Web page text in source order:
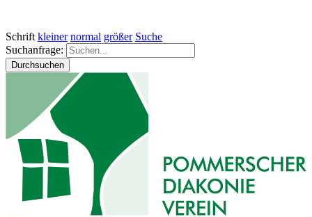
Schrift kleiner normal größer Suche
Suchanfrage:
Durchsuchen